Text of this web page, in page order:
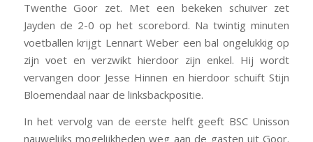
Twenthe Goor zet. Met een bekeken schuiver zet
Jayden de 2-0 op het scorebord. Na twintig minuten
voetballen krijgt Lennart Weber een bal ongelukkig op
zijn voet en verzwikt hierdoor zijn enkel. Hij wordt
vervangen door Jesse Hinnen en hierdoor schuift Stijn
Bloemendaal naar de linksbackpositie.
In het vervolg van de eerste helft geeft BSC Unisson
nauwelijks mogelijkheden weg aan de gasten uit Goor.